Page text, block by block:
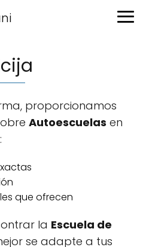
proporcionamos
Autoescuelas en
que ofrecen
la Escuela de
se adapte a tus